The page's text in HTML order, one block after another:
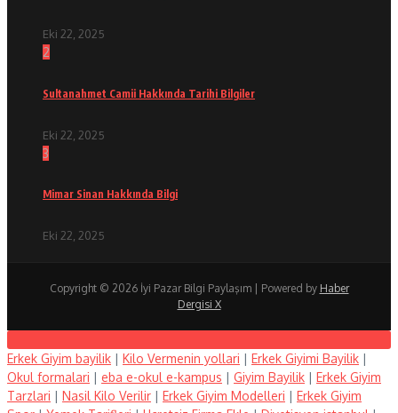
Eki 22, 2025
2
Sultanahmet Camii Hakkında Tarihi Bilgiler
Eki 22, 2025
3
Mimar Sinan Hakkında Bilgi
Eki 22, 2025
Copyright © 2026 İyi Pazar Bilgi Paylaşım | Powered by Haber
Dergisi X
Erkek Giyim bayilik | Kilo Vermenin yollari | Erkek Giyimi Bayilik |
Okul formalari | eba e-okul e-kampus | Giyim Bayilik | Erkek Giyim
Tarzlari | Nasil Kilo Verilir | Erkek Giyim Modelleri | Erkek Giyim